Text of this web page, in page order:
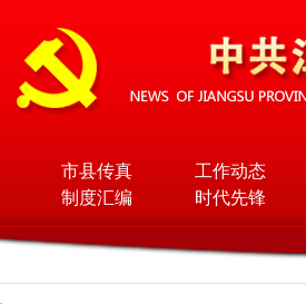
市县传真
工作动态
制度汇编 时代先锋